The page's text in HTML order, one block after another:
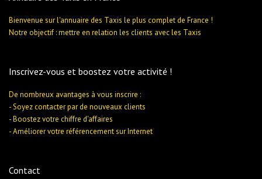
Bienvenue sur l'annuaire des Taxis le plus complet de France !
Notre objectif : mettre en relation les clients avec les Taxis
Inscrivez-vous et boostez votre activité !
De nombreux avantages à vous inscrire :
- Soyez contacter par de nouveaux clients
- Boostez votre chiffre d'affaires
- Améliorer votre référencement sur Internet
Contact